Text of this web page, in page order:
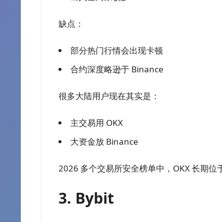
缺点：
部分热门行情会出现卡顿
合约深度略逊于 Binance
很多大陆用户现在其实是：
主交易用 OKX
大资金放 Binance
2026 多个交易所安全榜单中，OKX 长期位
3. Bybit